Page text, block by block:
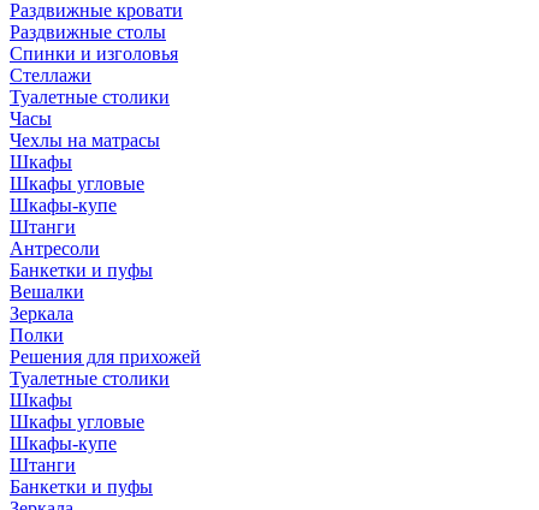
Раздвижные кровати
Раздвижные столы
Спинки и изголовья
Стеллажи
Туалетные столики
Часы
Чехлы на матрасы
Шкафы
Шкафы угловые
Шкафы-купе
Штанги
Антресоли
Банкетки и пуфы
Вешалки
Зеркала
Полки
Решения для прихожей
Туалетные столики
Шкафы
Шкафы угловые
Шкафы-купе
Штанги
Банкетки и пуфы